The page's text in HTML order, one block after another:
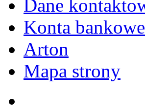
Dane
Konta bankowe
Arton
Mapa strony